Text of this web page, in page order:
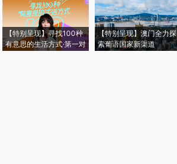
【特别呈现】寻找100种
有意思的生活方式·第一对
【特别呈现】澳门全力探
索葡语国家新渠道